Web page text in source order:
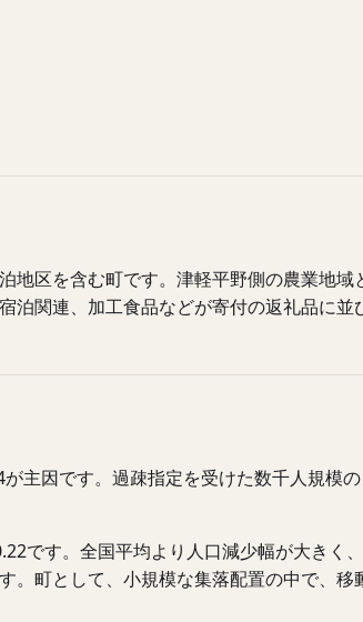
地区を含む町です。津軽平野側の農業地
関連、加工食品などが寄付の返礼品に並
主因です。過疎指定を受けた数千人規模
です。全国平均より人口減少幅が大き
町として、小規模な集落配置の中で、